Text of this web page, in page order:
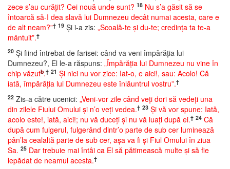
zece s’au curăţit? Cei nouă unde sunt? 18 Nu s’a găsit să se
întoarcă să-I dea slavă lui Dumnezeu decât numai acesta, care e
de alt neam?”† 19 Şi i-a zis: „Scoală-te şi du-te; credinţa ta te-a
mântuit”.†
20 Şi fiind întrebat de farisei: când va veni împărăţia lui
Dumnezeu?, El le-a răspuns: „Împărăţia lui Dumnezeu nu vine în
chip văzutb.† 21 Şi nici nu vor zice: Iat-o, e aici!, sau: Acolo! Că
iată, împărăţia lui Dumnezeu este înlăuntrul vostru”.†
22 Zis-a către ucenici: „Veni-vor zile când veţi dori să vedeţi una
din zilele Fiului Omului şi n’o veţi vedea.† 23 Şi vă vor spune: Iată,
acolo este!, iată, aici!; nu vă duceţi şi nu vă luaţi după ei.† 24 Că
după cum fulgerul, fulgerând dintr’o parte de sub cer luminează
pân’la cealaltă parte de sub cer, aşa va fi şi Fiul Omului în ziua
Sa. 25 Dar trebuie mai întâi ca El să pătimească multe şi să fie
lepădat de neamul acesta.†